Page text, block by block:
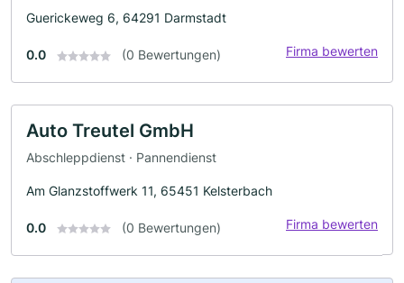
Guerickeweg 6, 64291 Darmstadt
0.0 (0 Bewertungen) Firma bewerten
Auto Treutel GmbH
Abschleppdienst · Pannendienst
Am Glanzstoffwerk 11, 65451 Kelsterbach
0.0 (0 Bewertungen) Firma bewerten